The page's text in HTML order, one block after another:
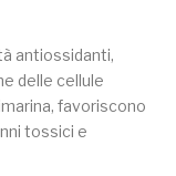
antiossidanti,
delle cellule
favoriscono
tossici e